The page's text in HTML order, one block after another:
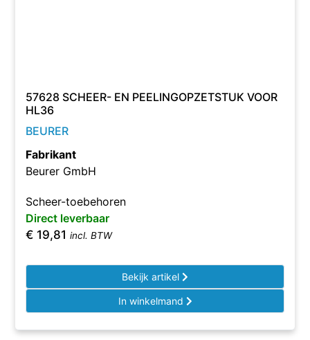
57628 SCHEER- EN PEELINGOPZETSTUK VOOR
HL36
BEURER
Fabrikant
Beurer GmbH
Scheer-toebehoren
Direct leverbaar
€ 19,81 incl. BTW
Bekijk artikel
In winkelmand